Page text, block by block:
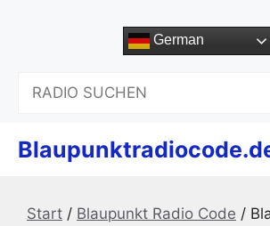
German
Start / Blaupunkt Radio Code /